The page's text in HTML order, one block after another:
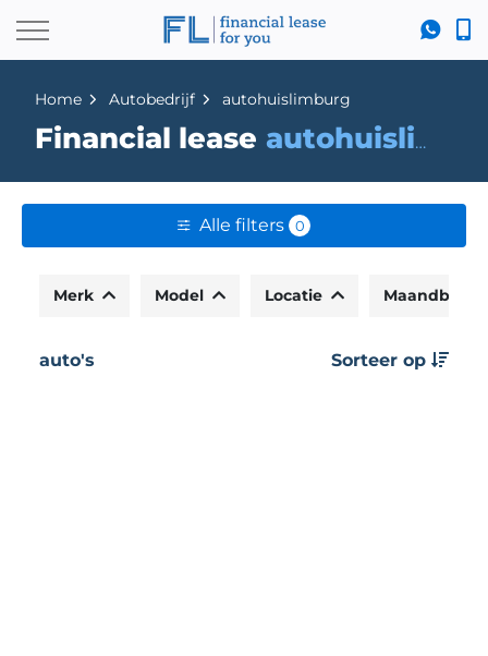
Home Autobedrijf autohuislimburg
Financial lease autohuislimburg
Alle filters 0
Merk Model Locatie
auto's Sorteer op